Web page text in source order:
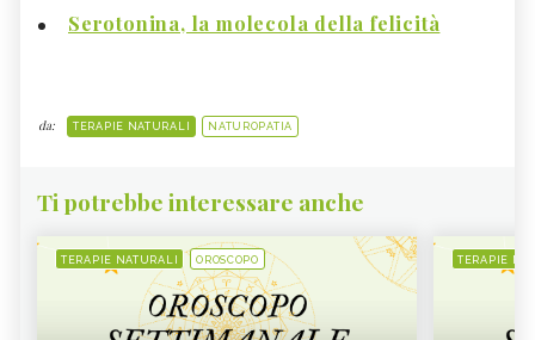
Serotonina, la molecola della felicità
da: TERAPIE NATURALI NATUROPATIA
Ti potrebbe interessare anche
TERAPIE NATURALI OROSCOPO TERAPIE